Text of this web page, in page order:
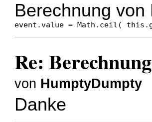
Berechnung von
event.value = Math.ceil(
Re:
von HumptyDumpty
Danke